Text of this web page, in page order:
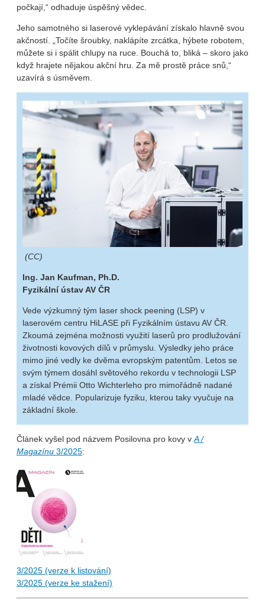
počkají,“ odhaduje úspěšný vědec.
Jeho samotného si laserové vyklepávání získalo hlavně svou
akčností. „Točíte šroubky, naklápíte zrcátka, hýbete robotem,
můžete si i spálit chlupy na ruce. Bouchá to, bliká – skoro jako
když hrajete nějakou akční hru. Za mě prostě práce snů,“
uzavírá s úsměvem.
(CC)
Ing. Jan Kaufman, Ph.D.
Fyzikální ústav AV ČR
Vede výzkumný tým laser shock peening (LSP) v
laserovém centru HiLASE při Fyzikálním ústavu AV ČR.
Zkoumá zejména možnosti využití laserů pro prodlužování
životnosti kovových dílů v průmyslu. Výsledky jeho práce
mimo jiné vedly ke dvěma evropským patentům. Letos se
svým týmem dosáhl světového rekordu v technologii LSP
a získal Prémii Otto Wichterleho pro mimořádně nadané
mladé vědce. Popularizuje fyziku, kterou taky vyučuje na
základní škole.
Článek vyšel pod názvem Posilovna pro kovy v A /
Magazínu 3/2025:
3/2025 (verze k listování)
3/2025 (verze ke stažení)